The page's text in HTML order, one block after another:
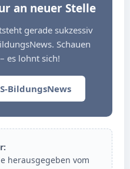
an neuer Stelle
gerade sukzessiv
Schauen
es lohnt sich!
BildungsNews
herausgegeben vom